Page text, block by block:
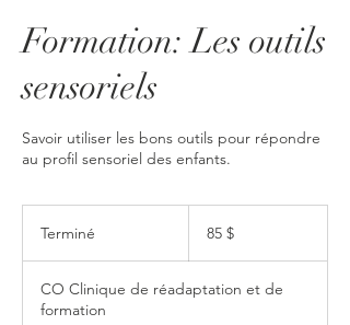
Formation: Les outils
sensoriels
Savoir utiliser les bons outils pour répondre
au profil sensoriel des enfants.
Terminé
m
i
85 $
CO Clinique de réadaptation et de
formation